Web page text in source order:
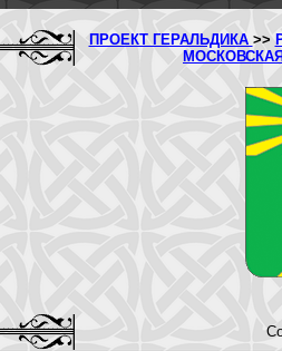
ПРОЕКТ ГЕРАЛЬДИКА >>